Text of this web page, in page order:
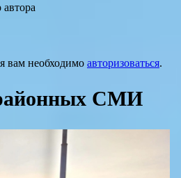
вам необходимо авторизоваться.